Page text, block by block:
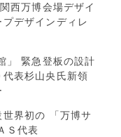
西万博会場デザイ
デザインディレ
」 緊急登板の設計
表杉山央氏新領
世界初の 「万博サ
Ｓ代表